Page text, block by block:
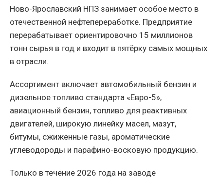
Ново-Ярославский НПЗ занимает особое место в
отечественной нефтепереработке. Предприятие
перерабатывает ориентировочно 15 миллионов
тонн сырья в год и входит в пятёрку самых мощных
в отрасли.
Ассортимент включает автомобильный бензин и
дизельное топливо стандарта «Евро-5»,
авиационный бензин, топливо для реактивных
двигателей, широкую линейку масел, мазут,
битумы, сжиженные газы, ароматические
углеводороды и парафино-восковую продукцию.
Только в течение 2026 года на заводе